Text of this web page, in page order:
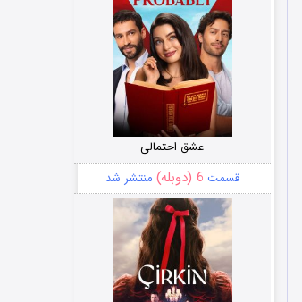
عشق احتمالی
قسمت 6 (دوبله) منتشر شد